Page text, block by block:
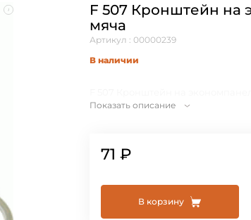
F 507 Кронштейн на
мяча
Артикул : 00000239
В наличии
Показать описание
71 ₽
В корзину